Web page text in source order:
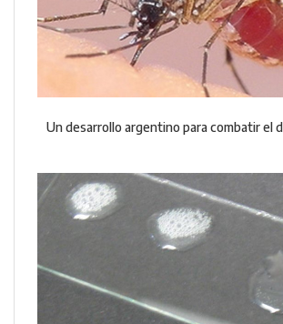
Un desarrollo argentino para combatir el